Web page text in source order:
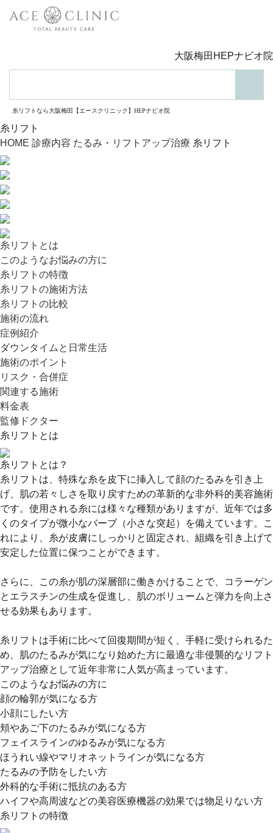
糸リフトなら大阪梅田【エースクリニック】HEPナビオ院
大阪梅田HEPナビオ院
糸リフト
HOME 診療内容 たるみ・リフトアップ治療 糸リフト
糸リフトとは
このようなお悩みの方に
糸リフトの特徴
糸リフトの施術方法
糸リフトの比較
施術の流れ
症例紹介
ダウンタイムと日常生活
施術のポイント
リスク・合併症
関連する施術
料金表
監修ドクター
糸リフトとは
糸リフトとは？
糸リフトは、特殊な糸を皮下に挿入して顔のたるみを引き上
げ、肌の若々しさを取り戻すための革新的な非外科的美容施術
です。使用される糸には様々な種類がありますが、近年では多
くのタイプが微小なバーブ（小さな突起）を備えています。こ
れにより、糸が皮膚にしっかりと固定され、組織を引き上げて
安定した位置に保つことができます。
さらに、この糸が肌の深層部に働きかけることで、コラーゲン
とエラスチンの生成を促進し、肌のボリュームと弾力を向上さ
せる効果もあります。
糸リフトは手術に比べて回復期間が短く、手軽に受けられるた
め、肌のたるみが気になり始めた方に最適な非侵襲的なリフト
アップ治療として近年非常に人気が高まっています。
このようなお悩みの方に
顔の輪郭が気になる方
小顔にしたい方
頬やあご下のたるみが気になる方
フェイスラインのゆるみが気になる方
ほうれい線やマリオネットラインが気になる方
たるみの予防をしたい方
外科的な手術に抵抗のある方
ハイフや高周波などの美容医療機器の効果では物足りない方
糸リフトの特徴